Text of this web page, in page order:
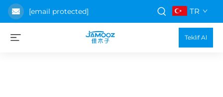
[email protected] TR
Teklif Al